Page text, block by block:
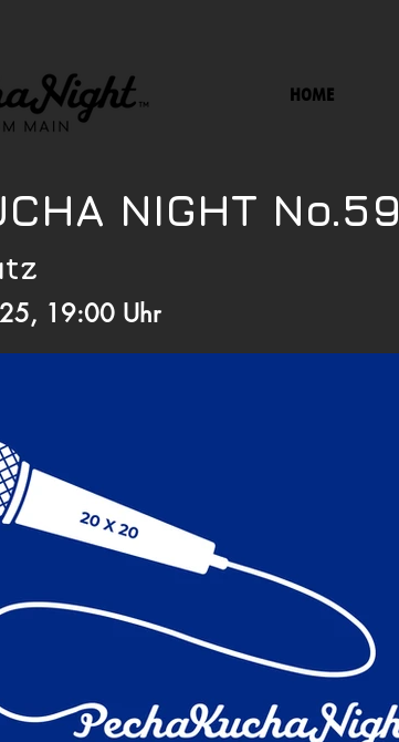
HOME
NIGHT No.59
19:00 Uhr